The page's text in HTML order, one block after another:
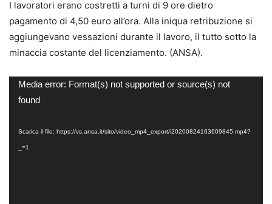
I lavoratori erano costretti a turni di 9 ore dietro
pagamento di 4,50 euro all’ora. Alla iniqua retribuzione si
aggiungevano vessazioni durante il lavoro, il tutto sotto la
minaccia costante del licenziamento. (ANSA).
Video
Player
Media error: Format(s) not supported or source(s) not
found
Scarica il file: https://vs.ansa.it/sito/video_mp4_export/i20200824163609845.mp4?
_=1